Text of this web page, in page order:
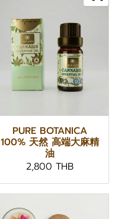
PURE BOTANICA
100% 天然 高端大麻精
油
2,800 THB